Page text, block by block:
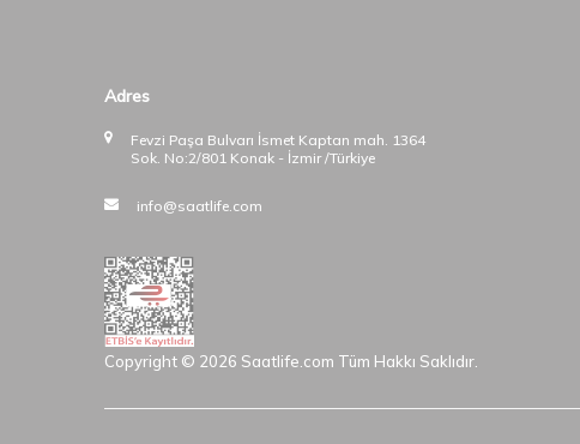
Adres
Fevzi Paşa Bulvarı İsmet Kaptan mah. 1364
Sok. No:2/801 Konak - İzmir /Türkiye
info@saatlife.com
Copyright © 2026 Saatlife.com Tüm Hakkı Saklıdır.